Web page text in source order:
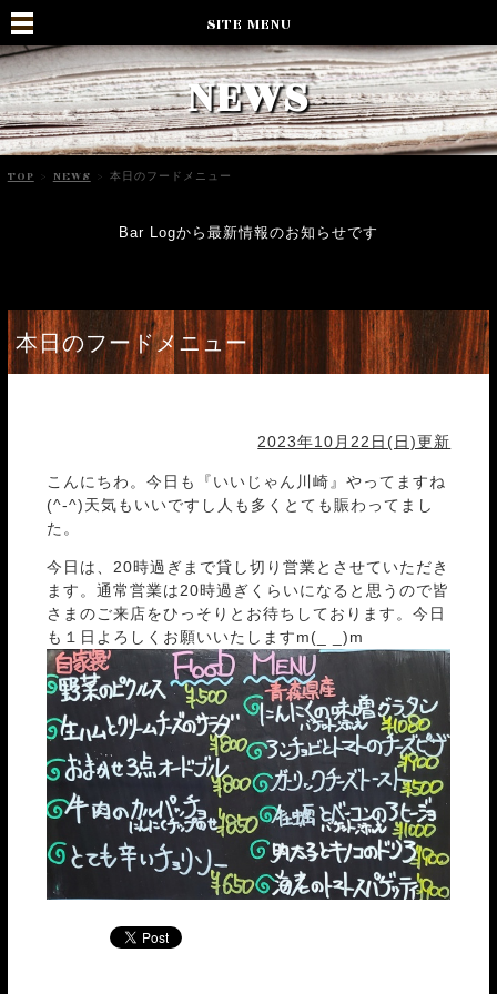
SITE MENU
NEWS
TOP > NEWS > 本日のフードメニュー
Bar Logから最新情報のお知らせです
本日のフードメニュー
2023年10月22日(日)更新
こんにちわ。今日も『いいじゃん川崎』やってますね
(^-^)天気もいいですし人も多くとても賑わってまし
た。
今日は、20時過ぎまで貸し切り営業とさせていただき
ます。通常営業は20時過ぎくらいになると思うので皆
さまのご来店をひっそりとお待ちしております。今日
も１日よろしくお願いいたしますm(_ _)m